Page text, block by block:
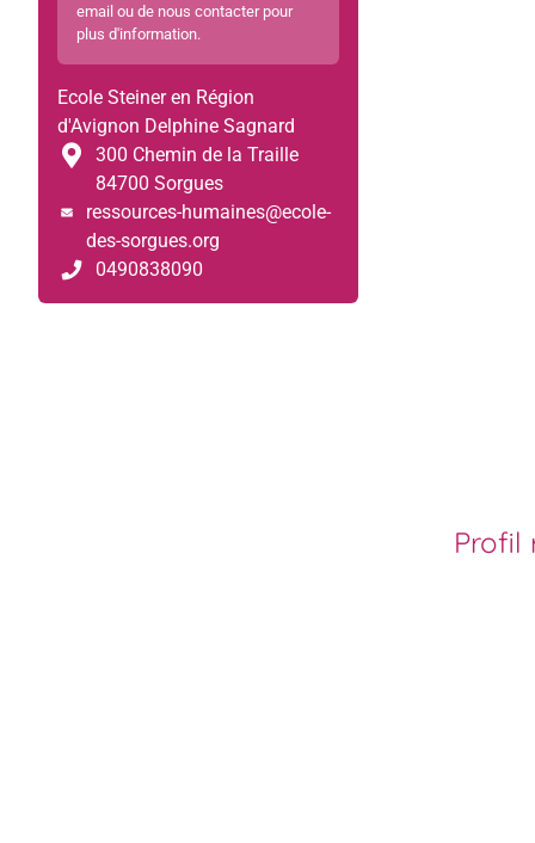
email ou de nous contacter pour
plus d'information.
Ecole Steiner en Région
d'Avignon Delphine Sagnard
300 Chemin de la Traille
84700 Sorgues
ressources-humaines@ecole-
des-sorgues.org
0490838090
Profil